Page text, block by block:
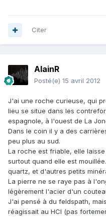
Citer
AlainR
Posté(e) 15 avril 2012
J'ai une roche curieuse, qui
lieu se situe dans les
espagnole, à l'ouest de La
Dans le coin il y a des
peu plus au sud.
La roche est friable, elle
surtout quand elle est
quartz, et d'autres petits
La pierre ne se raye pas à
légèrement l'acier d'un
J'ai pensé à du feldspath,
réagissait au HCl (pas